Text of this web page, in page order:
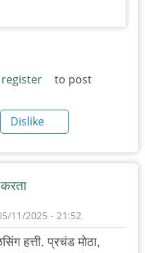
register
to post
Dislike
करता
11/2025 - 21:52
हत्ती. प्रचंड मोठा,